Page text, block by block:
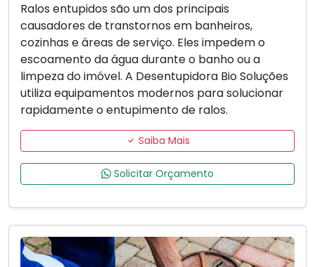
Ralos entupidos são um dos principais
causadores de transtornos em banheiros,
cozinhas e áreas de serviço. Eles impedem o
escoamento da água durante o banho ou a
limpeza do imóvel. A Desentupidora Bio Soluções
utiliza equipamentos modernos para solucionar
rapidamente o entupimento de ralos.
Saiba Mais
Solicitar Orçamento